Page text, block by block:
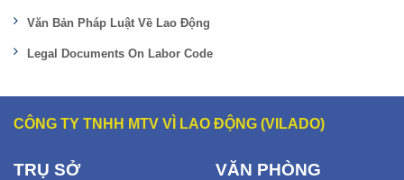
Văn Bản Pháp Luật Về Lao Động
Legal Documents On Labor Code
CÔNG TY TNHH MTV VÌ LAO ĐỘNG (VILADO)
TRỤ SỞ VĂN PHÒNG